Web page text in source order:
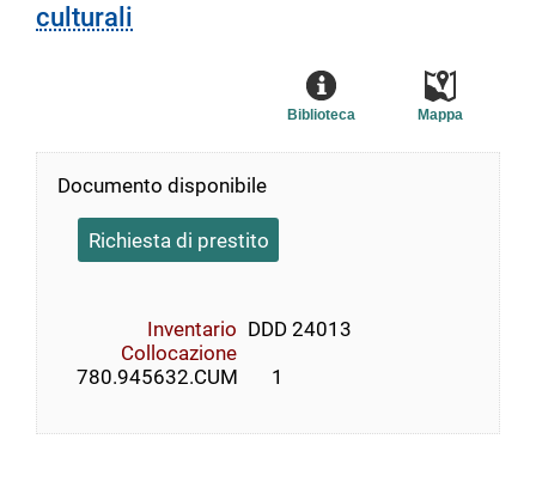
culturali
Mappa
Biblioteca
Documento disponibile
Richiesta di prestito
Inventario DDD 24013
Collocazione
    780.945632.CUM       1